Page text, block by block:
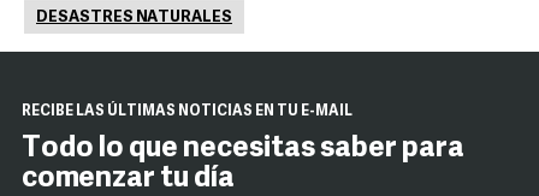
DESASTRES NATURALES
RECIBE LAS ÚLTIMAS NOTICIAS EN TU E-MAIL
Todo lo que necesitas saber para
comenzar tu día